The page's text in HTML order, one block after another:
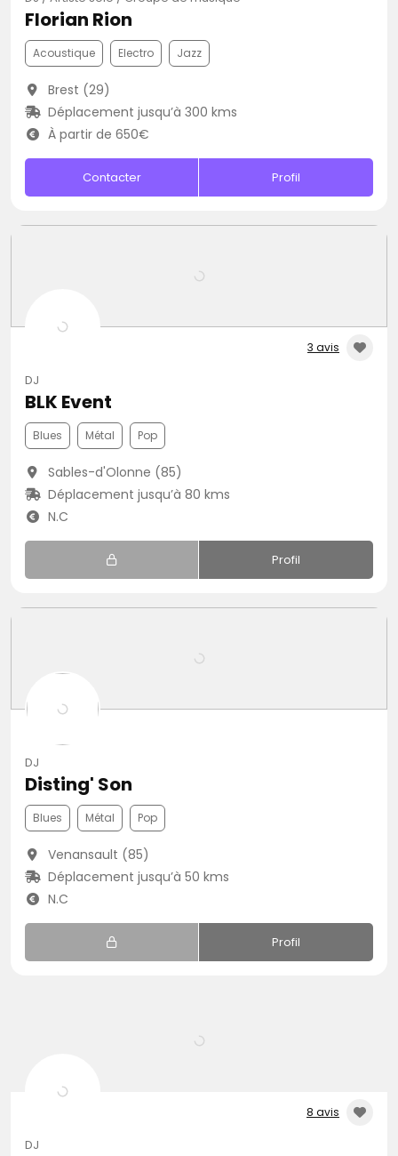
Florian Rion
Acoustique Electro Jazz
Brest (29)
Déplacement jusqu’à 300 kms
À partir de 650€
Contacter Profil
3 avis
DJ
BLK Event
Blues Métal Pop
Sables-d'Olonne (85)
Déplacement jusqu’à 80 kms
N.C
Profil
DJ
Disting' Son
Blues Métal Pop
Venansault (85)
Déplacement jusqu’à 50 kms
N.C
Profil
8 avis
DJ